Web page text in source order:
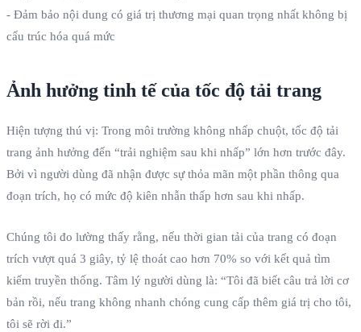
- Đảm bảo nội dung có giá trị thương mại quan trọng nhất không bị
cấu trúc hóa quá mức
Ảnh hưởng tinh tế của tốc độ tải trang
Hiện tượng thú vị: Trong môi trường không nhấp chuột, tốc độ tải
trang ảnh hưởng đến “trải nghiệm sau khi nhấp” lớn hơn trước đây.
Bởi vì người dùng đã nhận được sự thỏa mãn một phần thông qua
đoạn trích, họ có mức độ kiên nhẫn thấp hơn sau khi nhấp.
Chúng tôi đo lường thấy rằng, nếu thời gian tải của trang có đoạn
trích vượt quá 3 giây, tỷ lệ thoát cao hơn 70% so với kết quả tìm
kiếm truyền thống. Tâm lý người dùng là: “Tôi đã biết câu trả lời cơ
bản rồi, nếu trang không nhanh chóng cung cấp thêm giá trị cho tôi,
tôi sẽ rời đi.”